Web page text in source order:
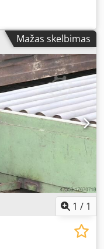
Mažas skelbimas
1 / 1